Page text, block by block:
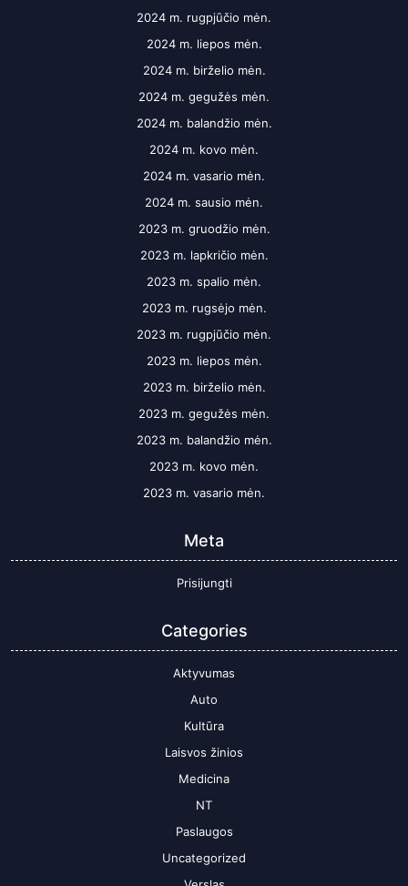
2024 m. rugpjūčio mėn.
2024 m. liepos mėn.
2024 m. birželio mėn.
2024 m. gegužės mėn.
2024 m. balandžio mėn.
2024 m. kovo mėn.
2024 m. vasario mėn.
2024 m. sausio mėn.
2023 m. gruodžio mėn.
2023 m. lapkričio mėn.
2023 m. spalio mėn.
2023 m. rugsėjo mėn.
2023 m. rugpjūčio mėn.
2023 m. liepos mėn.
2023 m. birželio mėn.
2023 m. gegužės mėn.
2023 m. balandžio mėn.
2023 m. kovo mėn.
2023 m. vasario mėn.
Meta
Prisijungti
Categories
Aktyvumas
Auto
Kultūra
Laisvos žinios
Medicina
NT
Paslaugos
Uncategorized